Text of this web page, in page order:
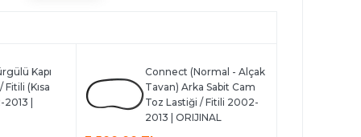
Kapı
(Kısa
|
Connect (Normal - Alçak
Tavan) Arka Sabit Cam
Toz Lastiği / Fitili 2002-
2013 | ORIJINAL